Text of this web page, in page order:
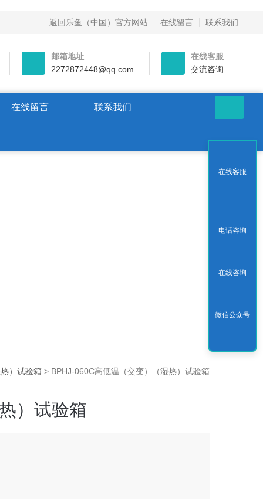
返回乐鱼（中国）官方网站 在线留言 联系我们
邮箱地址
2272872448@qq.com
在线客服
交流咨询
在线留言 联系我们
）试验箱 > BPHJ-060C高低温（交变）（湿热）试验箱
）试验箱
在线客服
电话咨询
在线咨询
微信公众号